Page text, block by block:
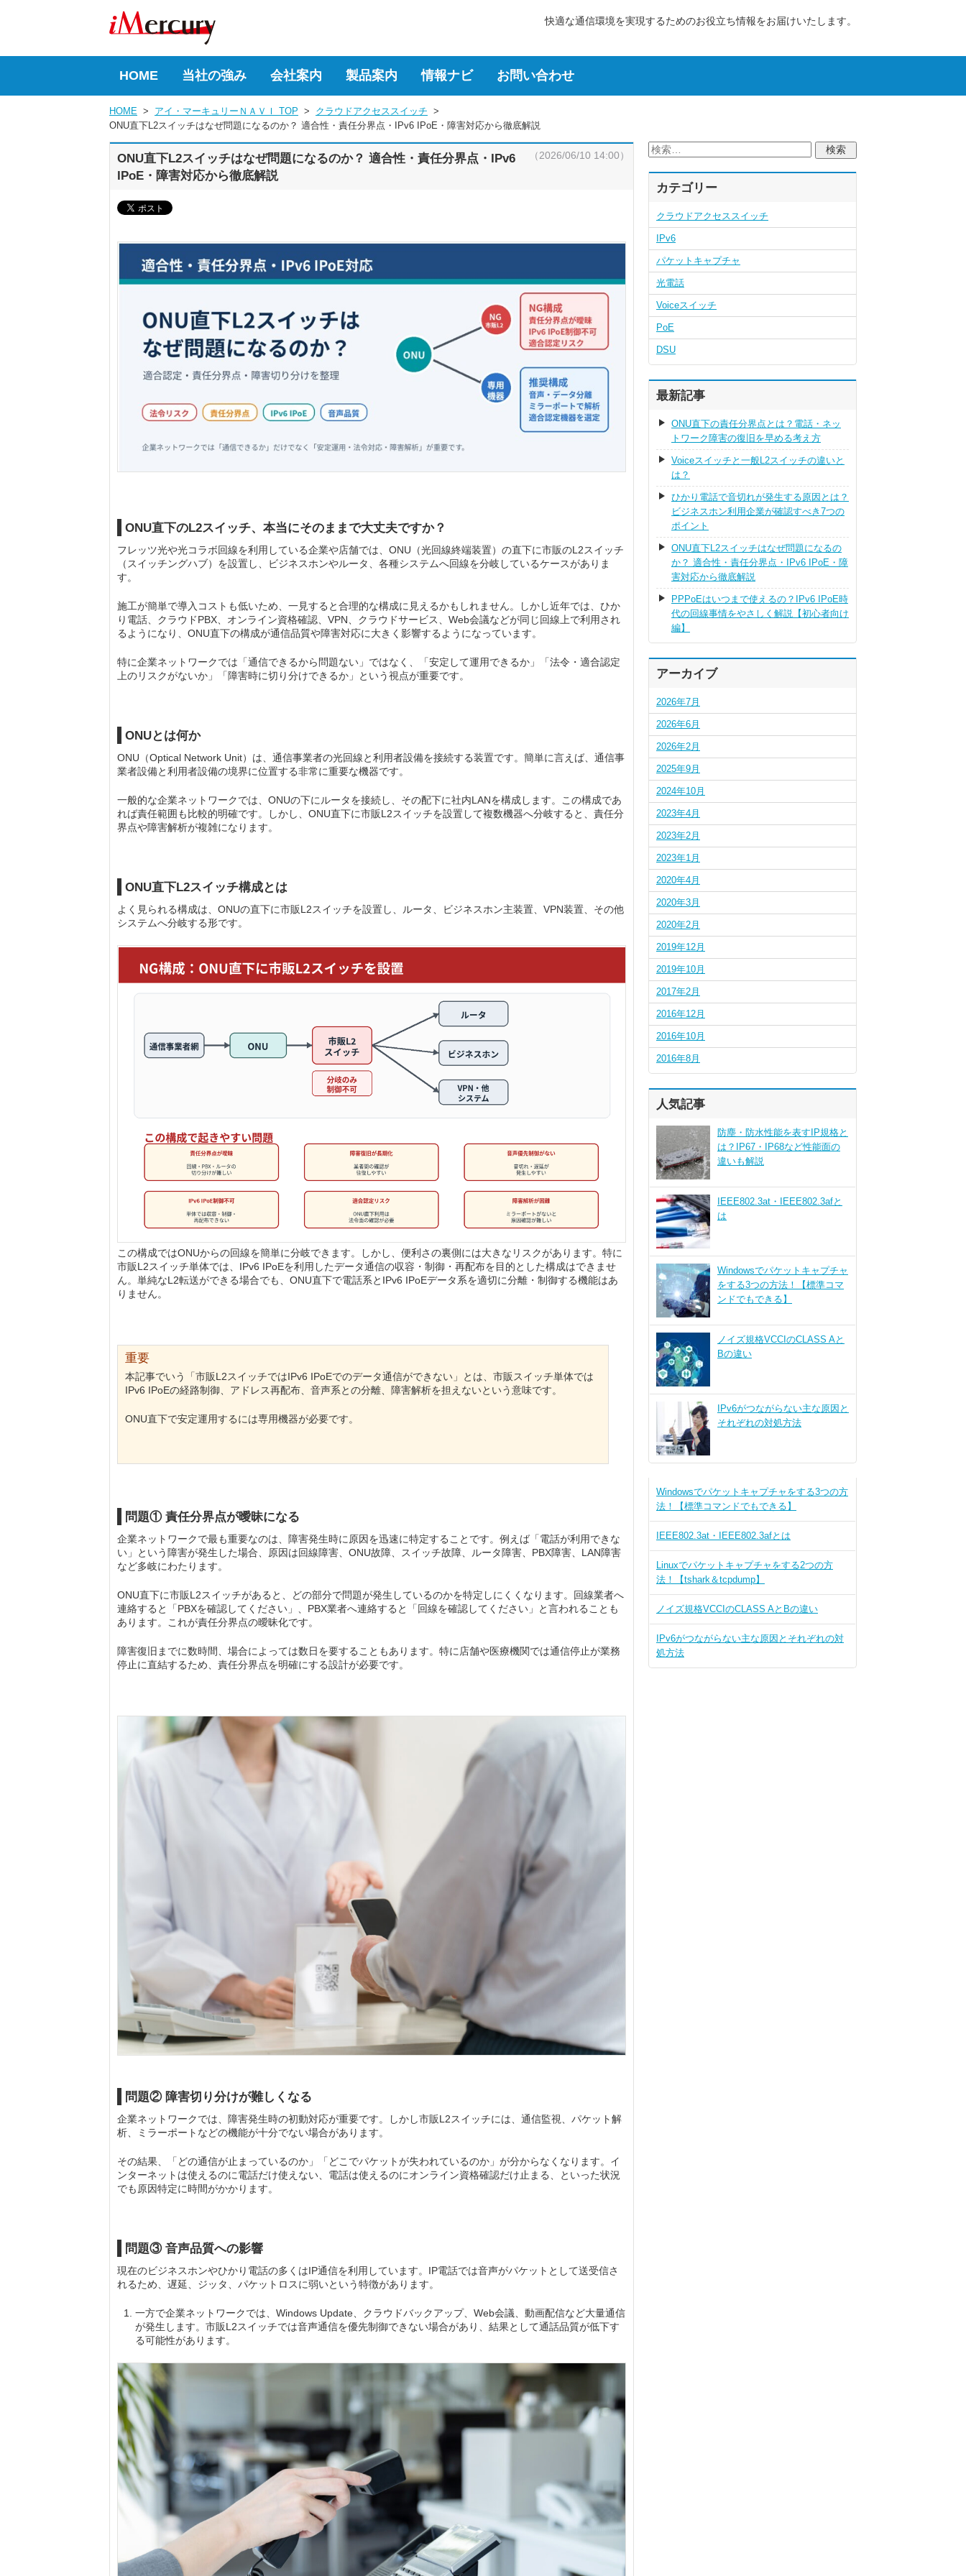
快適な通信環境を実現するためのお役立ち情報をお届けいたします。
HOME 当社の強み 会社案内 製品案内 情報ナビ お問い合わせ
HOME > アイ・マーキュリーＮＡＶＩ TOP > クラウドアクセススイッチ >
ONU直下L2スイッチはなぜ問題になるのか？ 適合性・責任分界点・IPv6 IPoE・障害対応から徹底解説
ONU直下L2スイッチはなぜ問題になるのか？ 適合性・責任分界点・IPv6
IPoE・障害対応から徹底解説
（2026/06/10 14:00）
ONU直下のL2スイッチ、本当にそのままで大丈夫ですか？
フレッツ光や光コラボ回線を利用している企業や店舗では、ONU（光回線終端装置）の直下に市販のL2スイッチ
（スイッチングハブ）を設置し、ビジネスホンやルータ、各種システムへ回線を分岐しているケースがありま
す。
施工が簡単で導入コストも低いため、一見すると合理的な構成に見えるかもしれません。しかし近年では、ひか
り電話、クラウドPBX、オンライン資格確認、VPN、クラウドサービス、Web会議などが同じ回線上で利用され
るようになり、ONU直下の構成が通信品質や障害対応に大きく影響するようになっています。
特に企業ネットワークでは「通信できるから問題ない」ではなく、「安定して運用できるか」「法令・適合認定
上のリスクがないか」「障害時に切り分けできるか」という視点が重要です。
ONUとは何か
ONU（Optical Network Unit）は、通信事業者の光回線と利用者設備を接続する装置です。簡単に言えば、通信事
業者設備と利用者設備の境界に位置する非常に重要な機器です。
一般的な企業ネットワークでは、ONUの下にルータを接続し、その配下に社内LANを構成します。この構成であ
れば責任範囲も比較的明確です。しかし、ONU直下に市販L2スイッチを設置して複数機器へ分岐すると、責任分
界点や障害解析が複雑になります。
ONU直下L2スイッチ構成とは
よく見られる構成は、ONUの直下に市販L2スイッチを設置し、ルータ、ビジネスホン主装置、VPN装置、その他
システムへ分岐する形です。
この構成ではONUからの回線を簡単に分岐できます。しかし、便利さの裏側には大きなリスクがあります。特に
市販L2スイッチ単体では、IPv6 IPoEを利用したデータ通信の収容・制御・再配布を目的とした構成はできませ
ん。単純なL2転送ができる場合でも、ONU直下で電話系とIPv6 IPoEデータ系を適切に分離・制御する機能はあ
りません。
重要
本記事でいう「市販L2スイッチではIPv6 IPoEでのデータ通信ができない」とは、市販スイッチ単体では
IPv6 IPoEの経路制御、アドレス再配布、音声系との分離、障害解析を担えないという意味です。
ONU直下で安定運用するには専用機器が必要です。
問題① 責任分界点が曖昧になる
企業ネットワークで最も重要なのは、障害発生時に原因を迅速に特定することです。例えば「電話が利用できな
い」という障害が発生した場合、原因は回線障害、ONU故障、スイッチ故障、ルータ障害、PBX障害、LAN障害
など多岐にわたります。
ONU直下に市販L2スイッチがあると、どの部分で問題が発生しているのかを特定しにくくなります。回線業者へ
連絡すると「PBXを確認してください」、PBX業者へ連絡すると「回線を確認してください」と言われることも
あります。これが責任分界点の曖昧化です。
障害復旧までに数時間、場合によっては数日を要することもあります。特に店舗や医療機関では通信停止が業務
停止に直結するため、責任分界点を明確にする設計が必要です。
問題② 障害切り分けが難しくなる
企業ネットワークでは、障害発生時の初動対応が重要です。しかし市販L2スイッチには、通信監視、パケット解
析、ミラーポートなどの機能が十分でない場合があります。
その結果、「どの通信が止まっているのか」「どこでパケットが失われているのか」が分からなくなります。イ
ンターネットは使えるのに電話だけ使えない、電話は使えるのにオンライン資格確認だけ止まる、といった状況
でも原因特定に時間がかかります。
問題③ 音声品質への影響
現在のビジネスホンやひかり電話の多くはIP通信を利用しています。IP電話では音声がパケットとして送受信さ
れるため、遅延、ジッタ、パケットロスに弱いという特徴があります。
一方で企業ネットワークでは、Windows Update、クラウドバックアップ、Web会議、動画配信など大量通信
が発生します。市販L2スイッチでは音声通信を優先制御できない場合があり、結果として通話品質が低下す
る可能性があります。
カテゴリー
クラウドアクセススイッチ
IPv6
パケットキャプチャ
光電話
Voiceスイッチ
PoE
DSU
最新記事
ONU直下の責任分界点とは？電話・ネッ
トワーク障害の復旧を早める考え方
Voiceスイッチと一般L2スイッチの違いと
は？
ひかり電話で音切れが発生する原因とは？
ビジネスホン利用企業が確認すべき7つの
ポイント
ONU直下L2スイッチはなぜ問題になるの
か？ 適合性・責任分界点・IPv6 IPoE・障
害対応から徹底解説
PPPoEはいつまで使えるの？IPv6 IPoE時
代の回線事情をやさしく解説【初心者向け
編】
アーカイブ
2026年7月
2026年6月
2026年2月
2025年9月
2024年10月
2023年4月
2023年2月
2023年1月
2020年4月
2020年3月
2020年2月
2019年12月
2019年10月
2017年2月
2016年12月
2016年10月
2016年8月
人気記事
防塵・防水性能を表すIP規格と
は？IP67・IP68など性能面の
違いも解説
IEEE802.3at・IEEE802.3afと
は
Windowsでパケットキャプチャ
をする3つの方法！【標準コマ
ンドでもできる】
ノイズ規格VCCIのCLASS Aと
Bの違い
IPv6がつながらない主な原因と
それぞれの対処方法
Windowsでパケットキャプチャをする3つの方
法！【標準コマンドでもできる】
IEEE802.3at・IEEE802.3afとは
Linuxでパケットキャプチャをする2つの方
法！【tshark＆tcpdump】
ノイズ規格VCCIのCLASS AとBの違い
IPv6がつながらない主な原因とそれぞれの対
処方法